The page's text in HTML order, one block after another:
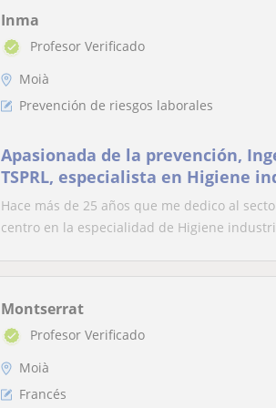
Inma
Profesor Verificado
Moià
Prevención de riesgos laborales
Apasionada de la prevención,
TSPRL, especialista en Higiene
Hace más de 25 años que me dedico al
centro en la especialidad de Higiene
Montserrat
Profesor Verificado
Moià
Francés